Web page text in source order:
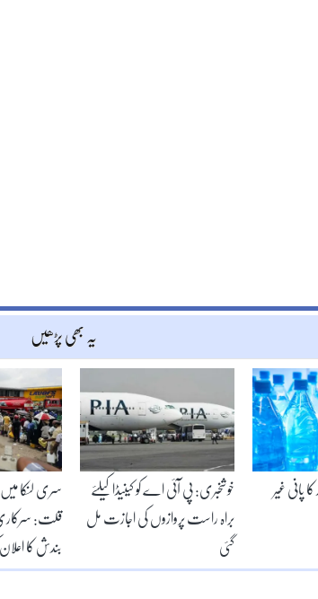
یہ بھی پڑھیں
سری لنکا میں
قلت: سرکاری
بندش کا اعلان
خوشخبری: پی آئی اے کو کینیڈا کیلئے
براہ راست پروازوں کی اجازت مل
گئی
22 برانڈز کا پانی غیر